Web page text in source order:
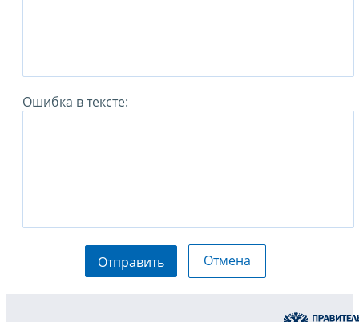
Ошибка в тексте:
Отправить Отмена